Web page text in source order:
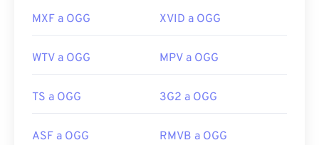
MXF a OGG XVID a OGG
WTV a OGG MPV a OGG
TS a OGG 3G2 a OGG
ASF a OGG RMVB a OGG